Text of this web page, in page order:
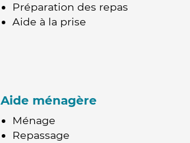
Préparation des repas
Aide à la prise
Aide ménagère
Ménage
Repassage